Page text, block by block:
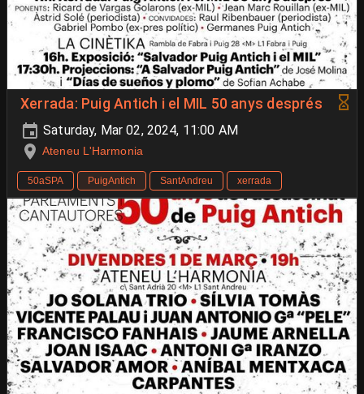
Xerrada: Puig Antich i el MIL 50 anys després
Saturday, Mar 02, 2024, 11:00 AM
Ateneu L'Harmonia
50aSPA PuigAntich SantAndreu xerrada